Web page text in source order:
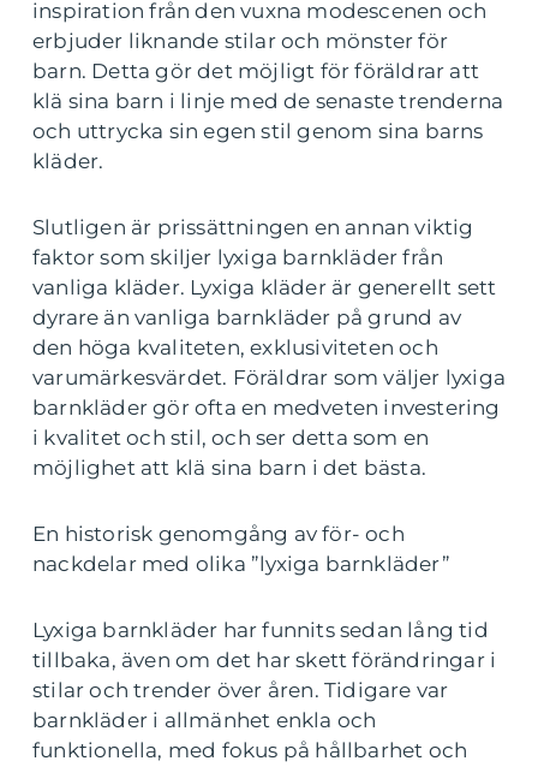
inspiration från den vuxna modescenen och
erbjuder liknande stilar och mönster för
barn. Detta gör det möjligt för föräldrar att
klä sina barn i linje med de senaste trenderna
och uttrycka sin egen stil genom sina barns
kläder.
Slutligen är prissättningen en annan viktig
faktor som skiljer lyxiga barnkläder från
vanliga kläder. Lyxiga kläder är generellt sett
dyrare än vanliga barnkläder på grund av
den höga kvaliteten, exklusiviteten och
varumärkesvärdet. Föräldrar som väljer lyxiga
barnkläder gör ofta en medveten investering
i kvalitet och stil, och ser detta som en
möjlighet att klä sina barn i det bästa.
En historisk genomgång av för- och
nackdelar med olika ”lyxiga barnkläder”
Lyxiga barnkläder har funnits sedan lång tid
tillbaka, även om det har skett förändringar i
stilar och trender över åren. Tidigare var
barnkläder i allmänhet enkla och
funktionella, med fokus på hållbarhet och